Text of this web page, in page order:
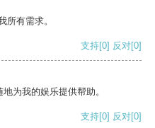
所有需求。
支持[0] 反对[0]
为我的娱乐提供帮助。
支持[0] 反对[0]